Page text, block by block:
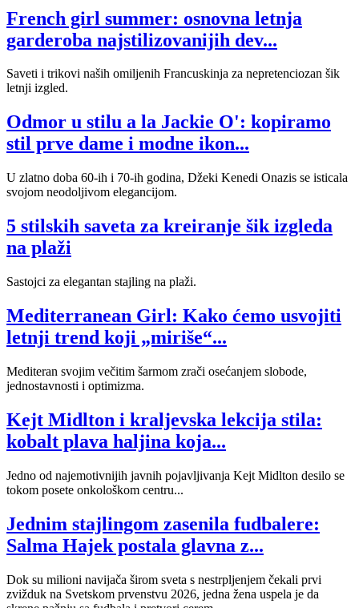
French girl summer: osnovna letnja
garderoba najstilizovanijih dev...
Saveti i trikovi naših omiljenih Francuskinja za nepretenciozan šik
letnji izgled.
Odmor u stilu a la Jackie O': kopiramo
stil prve dame i modne ikon...
U zlatno doba 60-ih i 70-ih godina, Džeki Kenedi Onazis se isticala
svojom neodoljivom elegancijom.
5 stilskih saveta za kreiranje šik izgleda
na plaži
Sastojci za elegantan stajling na plaži.
Mediterranean Girl: Kako ćemo usvojiti
letnji trend koji „miriše“...
Mediteran svojim večitim šarmom zrači osećanjem slobode,
jednostavnosti i optimizma.
Kejt Midlton i kraljevska lekcija stila:
kobalt plava haljina koja...
Jedno od najemotivnijih javnih pojavljivanja Kejt Midlton desilo se
tokom posete onkološkom centru...
Jednim stajlingom zasenila fudbalere:
Salma Hajek postala glavna z...
Dok su milioni navijača širom sveta s nestrpljenjem čekali prvi
zvižduk na Svetskom prvenstvu 2026, jedna žena uspela je da